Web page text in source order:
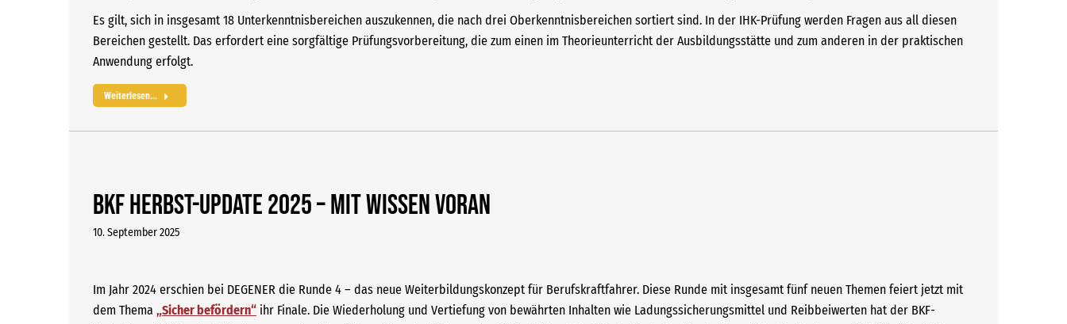
Es gilt, sich in insgesamt 18 Unterkenntnisbereichen auszukennen, die nach drei Oberkenntnisbereichen sortiert sind. In der IHK-Prüfung werden Fragen aus all diesen
Bereichen gestellt. Das erfordert eine sorgfältige Prüfungsvorbereitung, die zum einen im Theorieunterricht der Ausbildungsstätte und zum anderen in der praktischen
Anwendung erfolgt.
Weiterlesen...
BKF Herbst-Update 2025 – mit Wissen voran
10. September 2025
Im Jahr 2024 erschien bei DEGENER die Runde 4 – das neue Weiterbildungskonzept für Berufskraftfahrer. Diese Runde mit insgesamt fünf neuen Themen feiert jetzt mit
dem Thema „Sicher befördern“ ihr Finale. Die Wiederholung und Vertiefung von bewährten Inhalten wie Ladungssicherungsmittel und Reibbeiwerten hat der BKF-